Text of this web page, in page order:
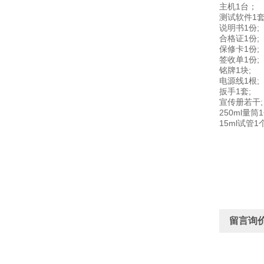
主机1台；
测试软件1套
说明书1份;
合格证1份;
保修卡1份;
签收单1份;
铭牌1块;
电源线1根;
扳手1套;
宣传册若干;
250ml量筒
15ml试管1
留言询